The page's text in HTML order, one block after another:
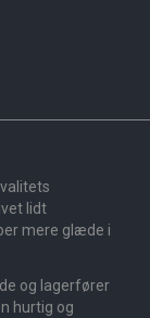
lidt
mere glæde i
og lagerfører
hurtig og